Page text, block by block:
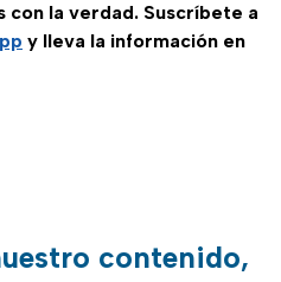
con la verdad. Suscríbete a
y lleva la información en
contenido,